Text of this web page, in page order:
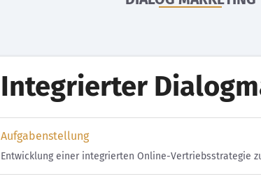
Integrierter
Aufgabenstellung
Entwicklung einer integrierten Online-Vertriebsstrategie